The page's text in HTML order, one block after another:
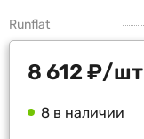
Runflat
8 612₽/шт
8 в наличии